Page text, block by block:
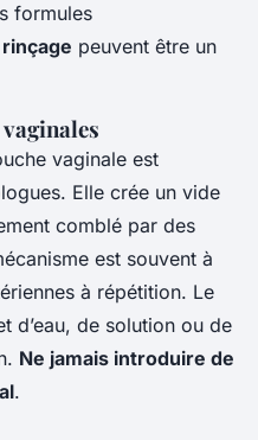
formules
peuvent être un
vaginale est
Elle crée un vide
comblé par des
est souvent à
à répétition. Le
d’eau, de solution ou de
Ne jamais introduire de
.